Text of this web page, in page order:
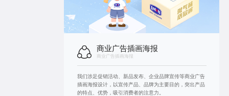
商业广告插画海报
商业广告插画海报
我们涉足促销活动、新品发布、企业品牌宣传等商业广告
插画海报设计，以宣传产品、品牌为主要目的，突出产品
的特点、优势，吸引消费者的注意力。